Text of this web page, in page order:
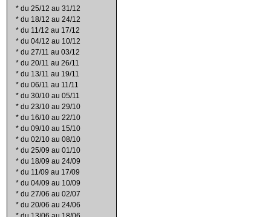
* du 25/12 au 31/12
* du 18/12 au 24/12
* du 11/12 au 17/12
* du 04/12 au 10/12
* du 27/11 au 03/12
* du 20/11 au 26/11
* du 13/11 au 19/11
* du 06/11 au 11/11
* du 30/10 au 05/11
* du 23/10 au 29/10
* du 16/10 au 22/10
* du 09/10 au 15/10
* du 02/10 au 08/10
* du 25/09 au 01/10
* du 18/09 au 24/09
* du 11/09 au 17/09
* du 04/09 au 10/09
* du 27/06 au 02/07
* du 20/06 au 24/06